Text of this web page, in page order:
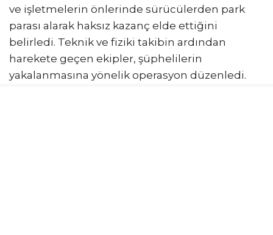
ve işletmelerin önlerinde sürücülerden park
parası alarak haksız kazanç elde ettiğini
belirledi. Teknik ve fiziki takibin ardından
harekete geçen ekipler, şüphelilerin
yakalanmasına yönelik operasyon düzenledi.